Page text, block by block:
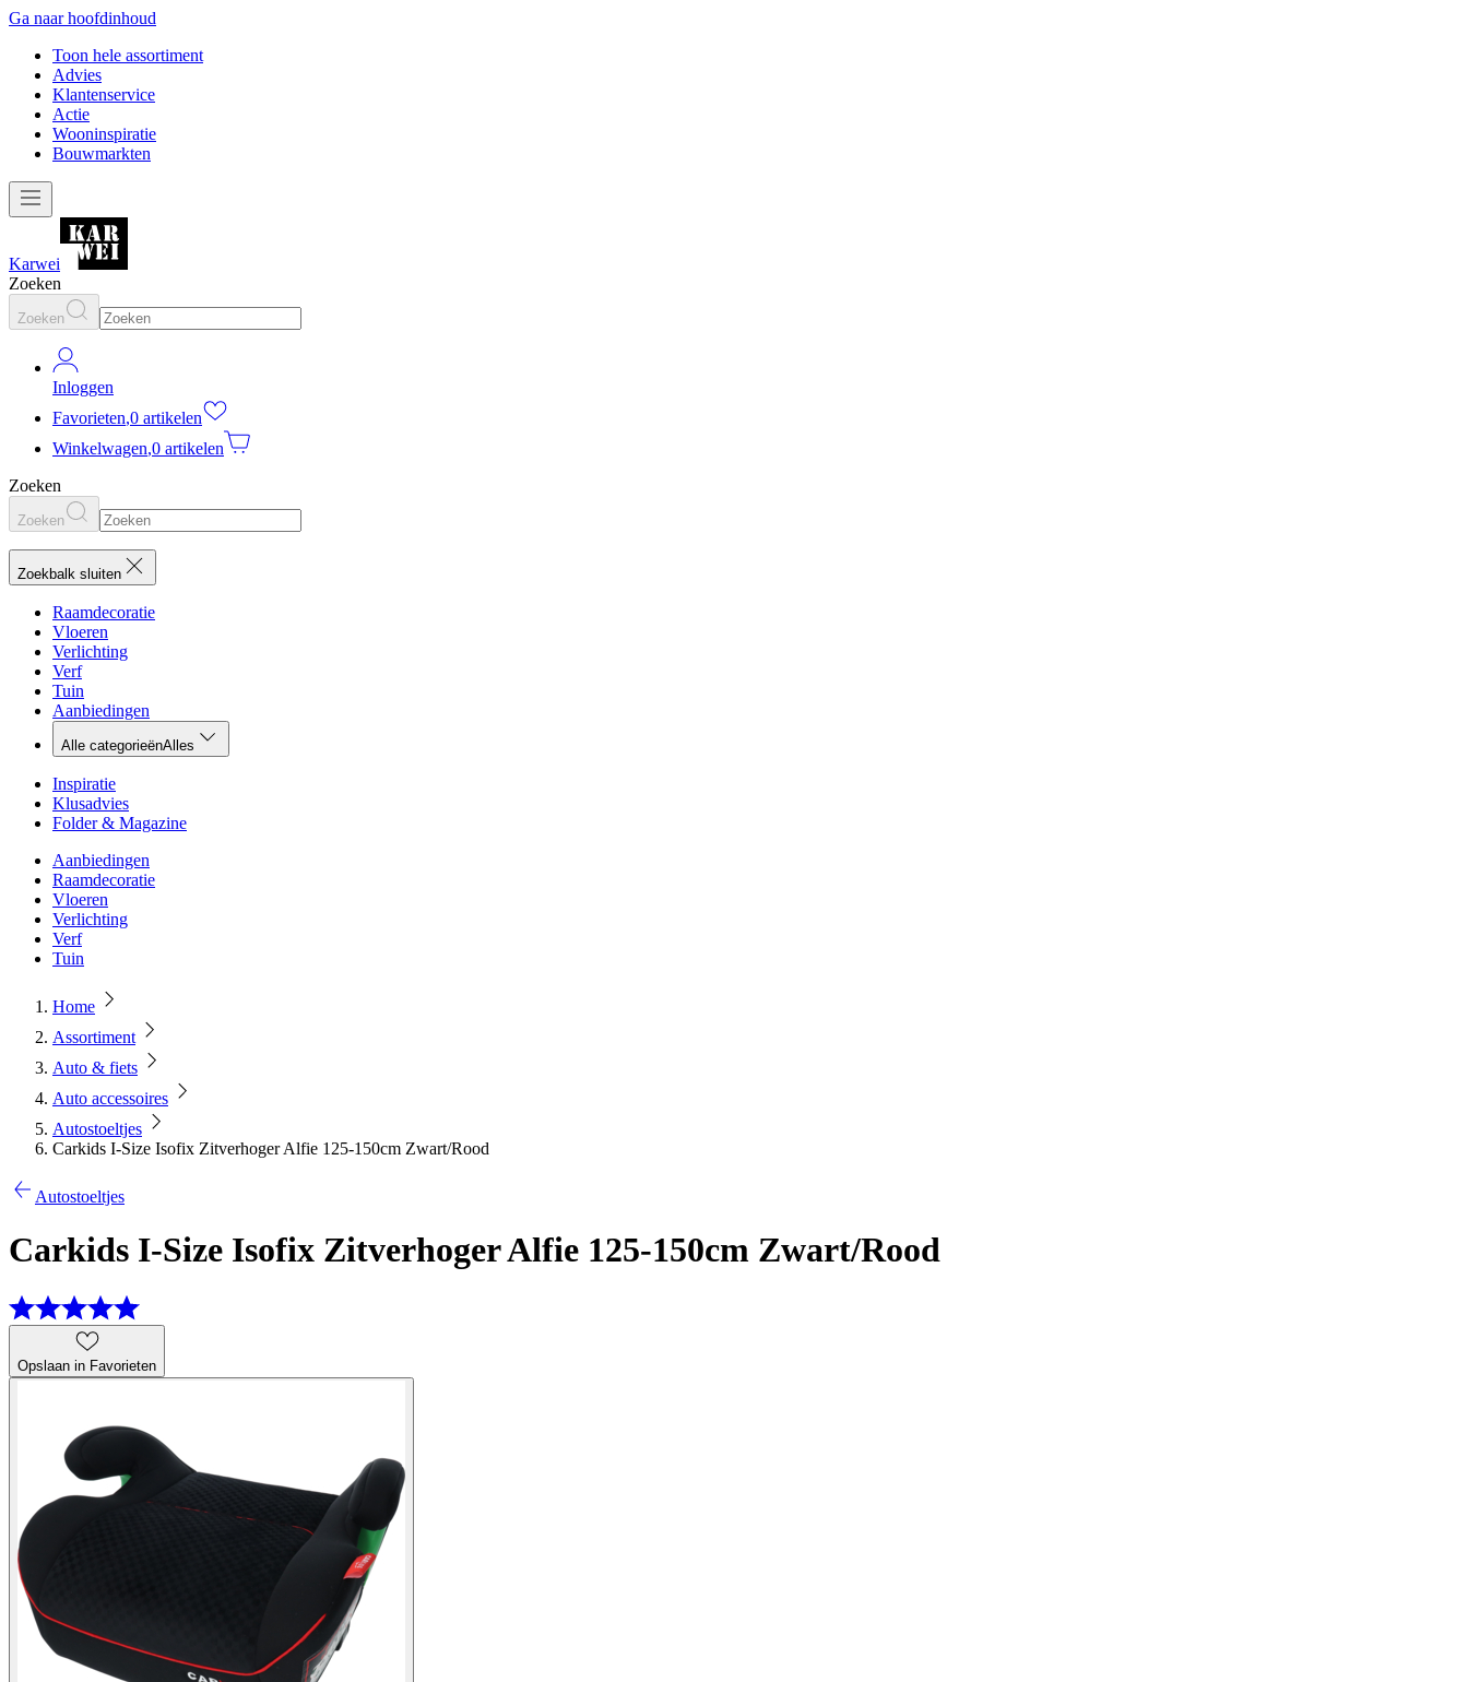
Ga naar hoofdinhoud
Toon hele assortiment
Advies
Klantenservice
Actie
Wooninspiratie
Bouwmarkten
Karwei
Zoeken
Zoeken
Inloggen
Favorieten,0 artikelen
Winkelwagen,0 artikelen
Zoeken
Zoeken
Zoekbalk sluiten
Raamdecoratie
Vloeren
Verlichting
Verf
Tuin
Aanbiedingen
Alle categorieënAlles
Inspiratie
Klusadvies
Folder & Magazine
Aanbiedingen
Raamdecoratie
Vloeren
Verlichting
Verf
Tuin
Home
Assortiment
Auto & fiets
Auto accessoires
Autostoeltjes
Carkids I-Size Isofix Zitverhoger Alfie 125-150cm Zwart/Rood
Autostoeltjes
Carkids I-Size Isofix Zitverhoger Alfie 125-150cm Zwart/Rood
Opslaan in Favorieten